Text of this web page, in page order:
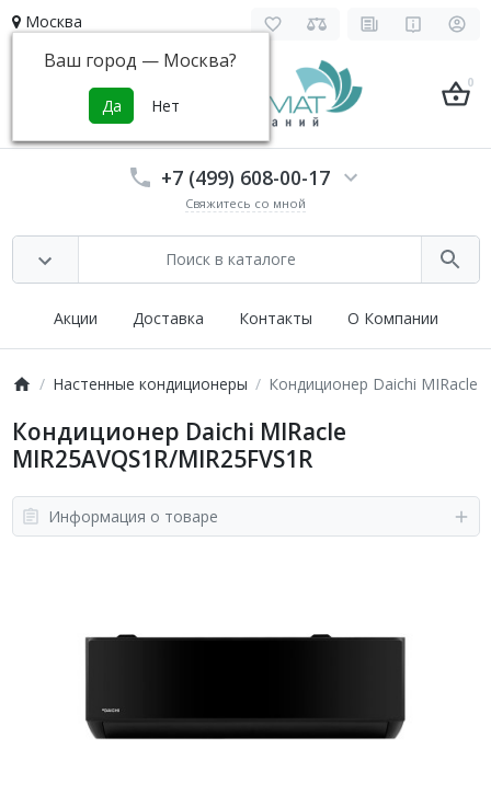
Москва
Ваш город — Москва?
0
+7 (499) 608-00-17
Свяжитесь со мной
Акции Доставка Контакты О Компании
Настенные кондиционеры Кондиционер Daichi MIRacle
Кондиционер Daichi MIRacle
MIR25AVQS1R/MIR25FVS1R
Информация о товаре